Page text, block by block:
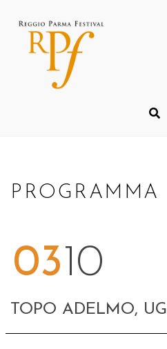
PROGRAMMA
03 10
TOPO ADELMO,